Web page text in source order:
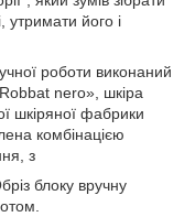
утримати його і
роботи виконаний
nero», шкіра
шкіряної фабрики
комбінацією
з
блоку вручну